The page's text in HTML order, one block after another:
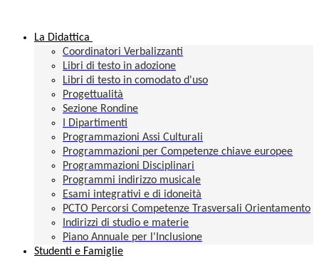
La Didattica
Coordinatori Verbalizzanti
Libri di testo in adozione
Libri di testo in comodato d'uso
Progettualità
Sezione Rondine
I Dipartimenti
Programmazioni Assi Culturali
Programmazioni per Competenze chiave europee
Programmazioni Disciplinari
Programmi indirizzo musicale
Esami integrativi e di idoneità
PCTO Percorsi Competenze Trasversali Orientamento
Indirizzi di studio e materie
Piano Annuale per l'Inclusione
Studenti e Famiglie